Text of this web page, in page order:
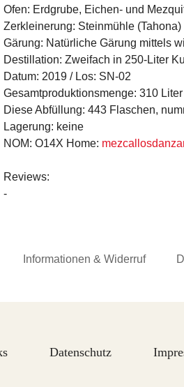
Ofen: Erdgrube, Eichen- und
Zerkleinerung: Steinmühle (Tahona)
Gärung: Natürliche Gärung mittels
Destillation: Zweifach in 250-Liter
Datum: 2019 / Los: SN-02
Gesamtproduktionsmenge: 310 Liter
Diese Abfüllung: 443 Flaschen,
Lagerung: keine
NOM: O14X Home:
Reviews:
-
Informationen & Widerruf
Datenschutz